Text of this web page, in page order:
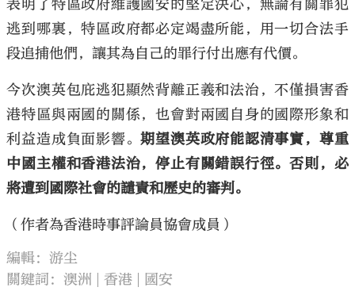
表明了特區政府維護國安的堅定決心，無論有關罪犯
逃到哪裏，特區政府都必定竭盡所能，用一切合法手
段追捕他們，讓其為自己的罪行付出應有代價。
今次澳英包庇逃犯顯然背離正義和法治，不僅損害香
港特區與兩國的關係，也會對兩國自身的國際形象和
利益造成負面影響。期望澳英政府能認清事實，尊重
中國主權和香港法治，停止有關錯誤行徑。否則，必
將遭到國際社會的譴責和歷史的審判。
（作者為香港時事評論員協會成員）
編輯：游尘
關鍵詞：澳洲 香港 國安